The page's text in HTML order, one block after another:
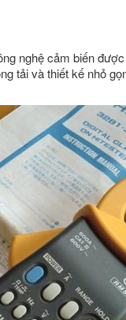
nghệ cảm biến
tải và thiết kế nhỏ